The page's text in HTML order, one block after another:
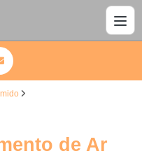
de Ar